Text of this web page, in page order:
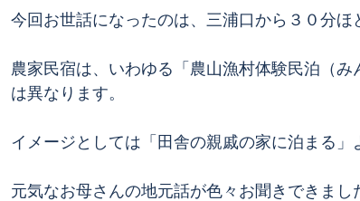
今回お世話になったのは、三浦口から３０分ほ
農家民宿は、いわゆる「農山漁村体験民泊（
は異なります。
イメージとしては「田舎の親戚の家に泊まる」
元気なお母さんの地元話が色々お聞きできまし